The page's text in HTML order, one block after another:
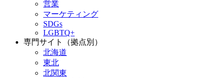
営業
マーケティング
SDGs
LGBTQ+
専門サイト（拠点別）
北海道
東北
北関東